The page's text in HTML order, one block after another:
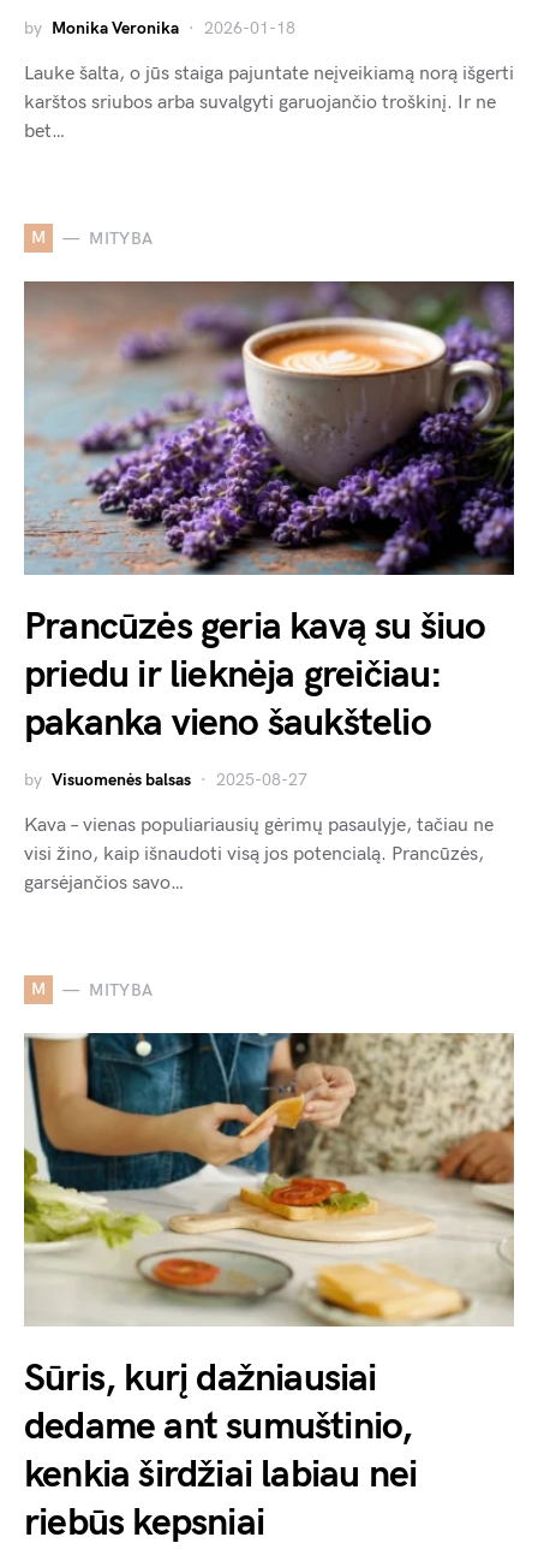
by Monika Veronika 2026-01-18
Lauke šalta, o jūs staiga pajuntate neįveikiamą norą išgerti
karštos sriubos arba suvalgyti garuojančio troškinį. Ir ne
bet…
M MITYBA
Prancūzės geria kavą su šiuo
priedu ir lieknėja greičiau:
pakanka vieno šaukštelio
by Visuomenės balsas 2025-08-27
Kava – vienas populiariausių gėrimų pasaulyje, tačiau ne
visi žino, kaip išnaudoti visą jos potencialą. Prancūzės,
garsėjančios savo…
M MITYBA
Sūris, kurį dažniausiai
dedame ant sumuštinio,
kenkia širdžiai labiau nei
riebūs kepsniai